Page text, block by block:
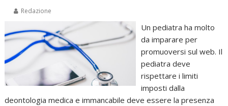
Redazione
Un pediatra ha molto
da imparare per
promuoversi sul web. Il
pediatra deve
rispettare i limiti
imposti dalla
deontologia medica e immancabile deve essere la presenza